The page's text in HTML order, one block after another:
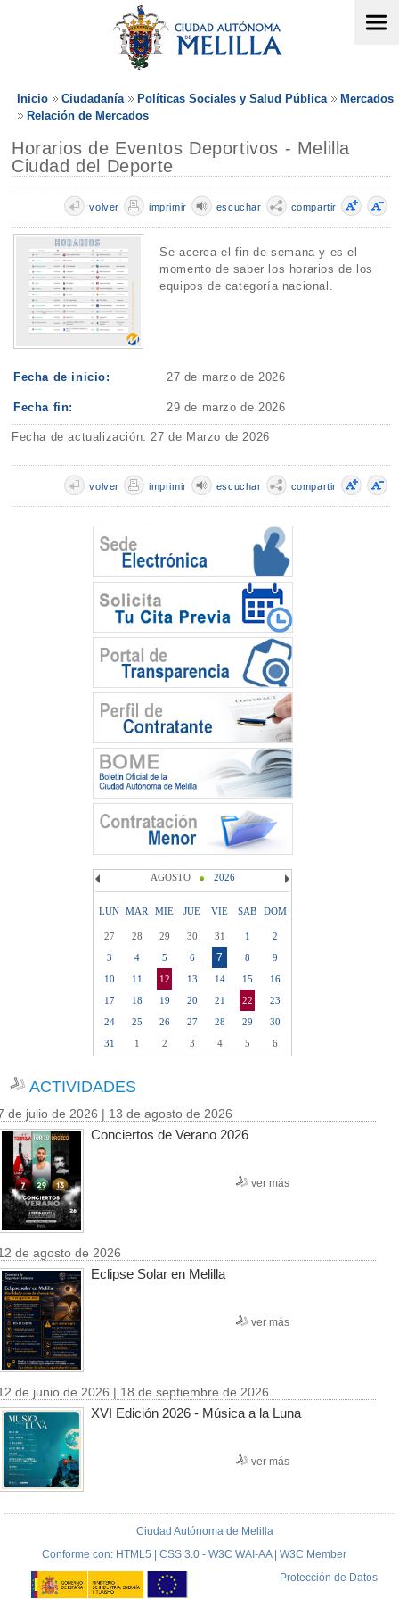
Inicio Ciudadanía Políticas Sociales y Salud Pública
Mercados
Relación de Mercados
Horarios de Eventos Deportivos - Melilla
Ciudad del Deporte
compartir
escuchar
imprimir
volver
Se acerca el fin de semana y es el
momento de saber los horarios de los
equipos de categoría nacional.
Fecha de inicio: 27 de marzo de 2026
Fecha fin: 29 de marzo de 2026
Fecha de actualización: 27 de Marzo de 2026
compartir
escuchar
imprimir
volver
AGOSTO 2026
LUN MAR MIE JUE VIE SAB DOM
27 28 29 30 31 1
2
3
4 5 6 7 8
9
10
11 12 13 14 15
16
17
18 19 20 21 22
23
24
25 26 27 28 29
30
31
1 2 3 4 5 6
ACTIVIDADES
de julio de 2026 | 13 de agosto de 2026
Conciertos de Verano 2026
ver más
de agosto de 2026
Eclipse Solar en Melilla
ver más
de junio de 2026 | 18 de septiembre de 2026
XVI Edición 2026 - Música a la Luna
ver más
Ciudad Autónoma de Melilla
Conforme con: HTML5 | CSS 3.0 - W3C WAI-AA | W3C Member
Protección de Datos